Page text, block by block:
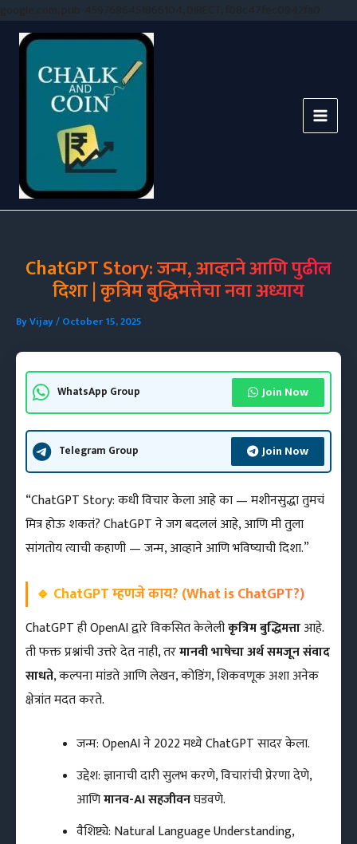
ChatGPT Story: जन्म, आव्हाने आणि पुढील
दिशा | कृत्रिम बुद्धिमत्तेचा नवा अध्याय
ByVijay/October 15, 2025
WhatsApp Group Join Now
Telegram Group Join Now
“ChatGPT Story: कधी विचार केला आहे का — मशीनसुद्धा तुमचं
मित्र होऊ शकतं? ChatGPT ने जग बदललं आहे, आणि मी तुला
सांगतोय त्याची कहाणी — जन्म, आव्हाने आणि भविष्याची दिशा.”
🔹 ChatGPT म्हणजे काय? (What is ChatGPT?)
ChatGPT ही OpenAI द्वारे विकसित केलेलीकृत्रिम बुद्धिमत्ताआहे.
ती फक्त प्रश्नांची उत्तरे देत नाही, तरमानवी भाषेचा अर्थ समजून संवाद
साधते, कल्पना मांडते आणि लेखन, कोडिंग, शिकवणूक अशा अनेक
क्षेत्रांत मदत करते.
जन्म: OpenAI ने 2022 मध्ये ChatGPT सादर केला.
उद्देश: ज्ञानाची दारी सुलभ करणे, विचारांची प्रेरणा देणे,
आणिमानव-AI सहजीवनघडवणे.
वैशिष्ट्ये: Natural Language Understanding,